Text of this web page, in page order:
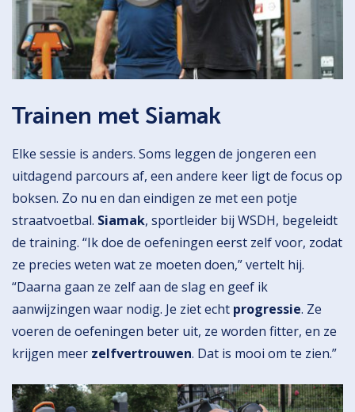
Trainen met Siamak
Elke sessie is anders. Soms leggen de jongeren een
uitdagend parcours af, een andere keer ligt de focus op
boksen. Zo nu en dan eindigen ze met een potje
straatvoetbal. Siamak, sportleider bij WSDH, begeleidt
de training. “Ik doe de oefeningen eerst zelf voor, zodat
ze precies weten wat ze moeten doen,” vertelt hij.
“Daarna gaan ze zelf aan de slag en geef ik
aanwijzingen waar nodig. Je ziet echt progressie. Ze
voeren de oefeningen beter uit, ze worden fitter, en ze
krijgen meer zelfvertrouwen. Dat is mooi om te zien.”